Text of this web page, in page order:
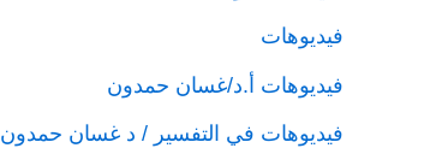
فيديوهات
فيديوهات أ.د/غسان حمدون
فيديوهات في التفسير / د غسان حمدون